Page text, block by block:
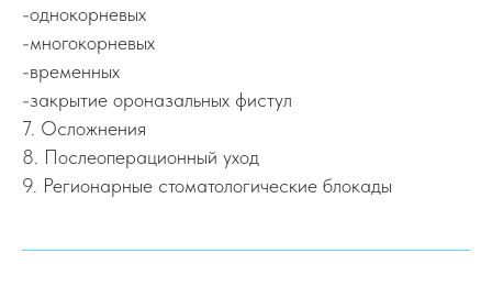
-однокорневых
-многокорневых
-временных
-закрытие ороназальных фистул
7. Осложнения
8. Послеоперационный уход
9. Регионарные стоматологические блокады